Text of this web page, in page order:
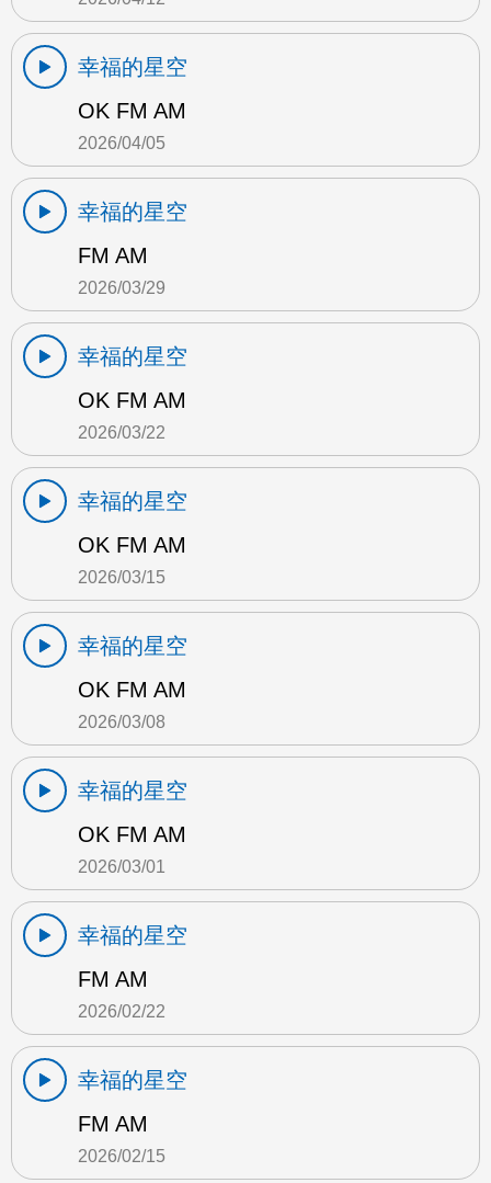
幸福的星空
OK FM AM
2026/04/05
幸福的星空
FM AM
2026/03/29
幸福的星空
OK FM AM
2026/03/22
幸福的星空
OK FM AM
2026/03/15
幸福的星空
OK FM AM
2026/03/08
幸福的星空
OK FM AM
2026/03/01
幸福的星空
FM AM
2026/02/22
幸福的星空
FM AM
2026/02/15